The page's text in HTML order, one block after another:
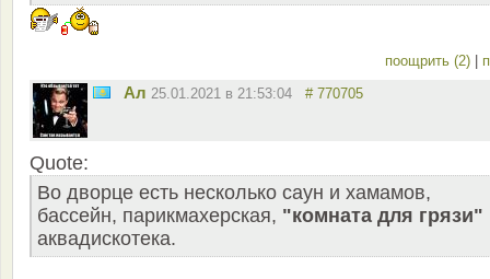
поощрить (2)
Ал 25.01.2021 в 21:53:04 # 770705
Quote:
Во дворце есть несколько саун и хамамов,
бассейн, парикмахерская, "комната для грязи"
аквадискотека.